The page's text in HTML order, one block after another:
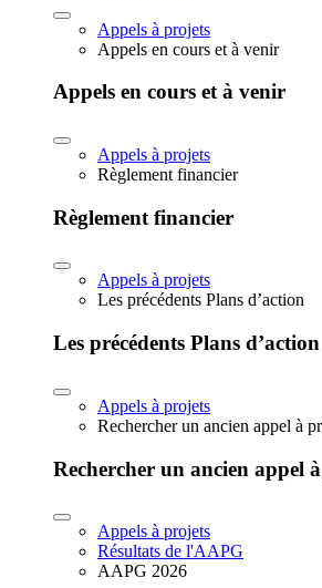
Appels à projets
Appels en cours et à venir
Appels en cours et à venir
Appels à projets
Règlement financier
Règlement financier
Appels à projets
Les précédents Plans d’action
Les précédents Plans d’action
Appels à projets
Rechercher un ancien appel à
Rechercher un ancien appel
Appels à projets
Résultats de l'AAPG
AAPG 2026